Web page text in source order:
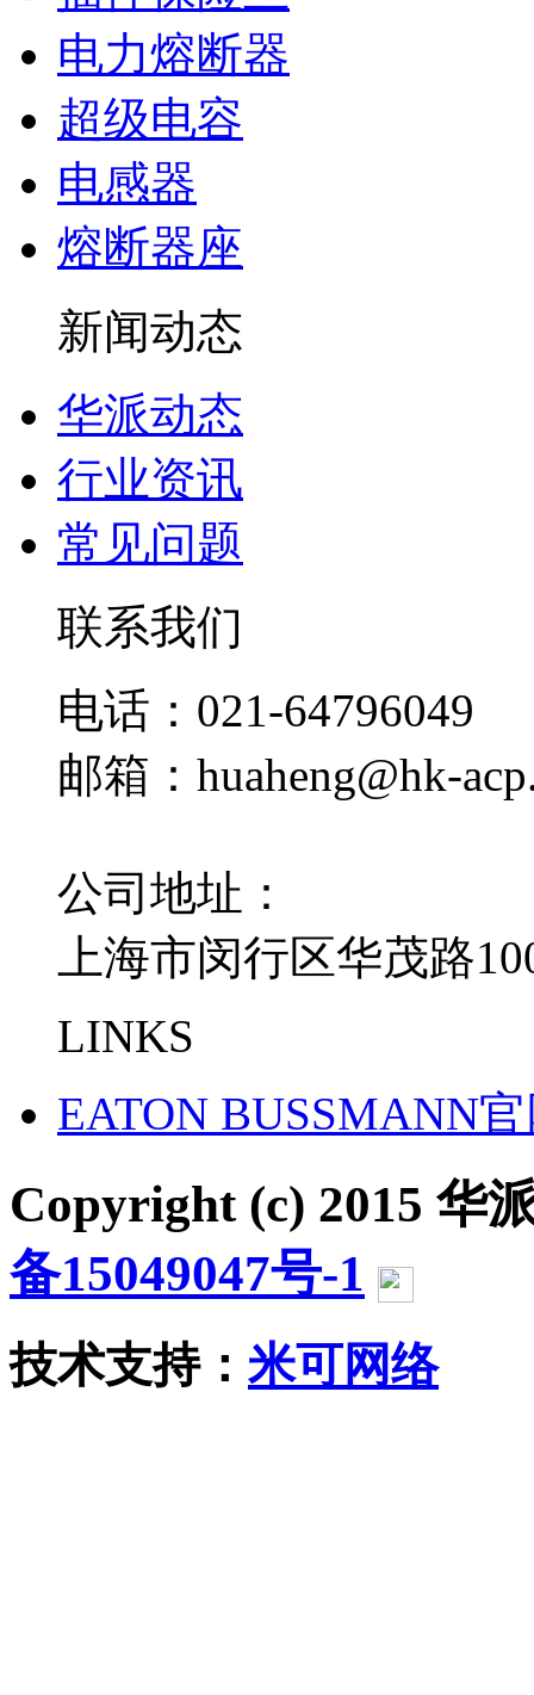
电力熔断器
超级电容
电感器
熔断器座
新闻动态
华派动态
行业资讯
常见问题
联系我们
电话：021-64796049
邮箱：huaheng@hk-
公司地址：
上海市闵行区华茂路
LINKS
EATON BUSSMANN
Copyright (c) 2015 华
备15049047号-1
技术支持： 米可网络